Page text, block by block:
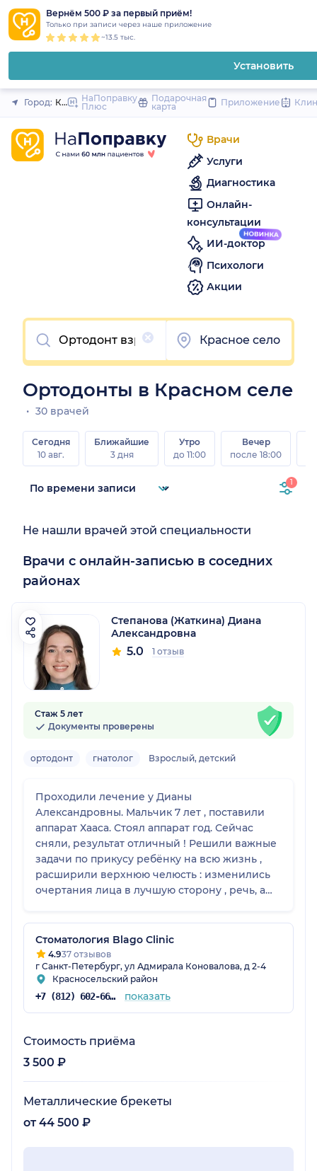
Вернём 500 ₽ за первый приём!
Только при записи через наше приложение
~13.5 тыс.
Установить
Закрыть
Город: Красное село (Санкт-Петербург и область)
НаПоправку
Плюс
Подарочная
карта
Приложение
Врачи
Услуги
Диагностика
Онлайн-
консультации
ИИ-доктор
Психологи
Акции
Очистить
Красное село
Ортодонты в Красном селе
30 врачей
Сегодня
10 авг.
Ближайшие
3 дня
Утро
до 11:00
Вечер
после 18:00
1
Не нашли врачей этой специальности
Врачи с онлайн-записью в соседних
районах
Степанова (Жаткина) Диана
Александровна
5.0 1 отзыв
Стаж 5 лет
Документы проверены
ортодонт гнатолог Взрослый, детский
Проходили лечение у Дианы
Александровны. Мальчик 7 лет , поставили
аппарат Хааса. Стоял аппарат год. Сейчас
сняли, результат отличный ! Решили важные
задачи по прикусу ребёнку на всю жизнь ,
расширили верхнюю челюсть : изменились
очертания лица в лучшую сторону , речь, а
Александровна очень внимательный ,
грамотный , современный доктор. Очень
довольны.
Стоматология Blago Clinic
4.937 отзывов
г Санкт-Петербург, ул Адмирала Коновалова, д 2-4
Красносельский район
+7 (812) 602-66-03 показать
Стоимость приёма
3 500 ₽
Металлические брекеты
от 44 500 ₽